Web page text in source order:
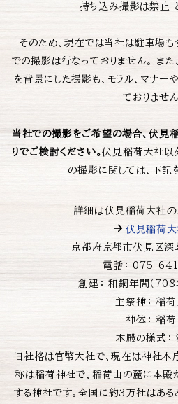
持ち込み撮影は禁止
そのため、現在では当社は駐車場
での撮影は行なっておりません。 ま
を背景にした撮影も、モラル、マナ
ておりません
当社での撮影をご希望の場合、伏見
りでご検討ください。伏見稲荷大社以
の撮影に関しては、下記
詳細は伏見稲荷大社の
伏見稲荷
京都府京都市伏見区深
電話： 075-
創建： 和銅年間（
主祭神： 稲
神体： 稲荷
本殿の様式：
旧社格は官幣大社で、現在は神社本
称は稲荷神社で、稲荷山の麓に本殿
する神社です。全国に約3万社はある